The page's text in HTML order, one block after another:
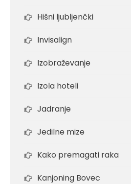
Hišni ljubljenčki
Invisalign
Izobraževanje
Izola hoteli
Jadranje
Jedilne mize
Kako premagati raka
Kanjoning Bovec